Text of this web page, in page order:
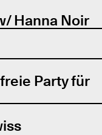
Hanna Noir
Party für